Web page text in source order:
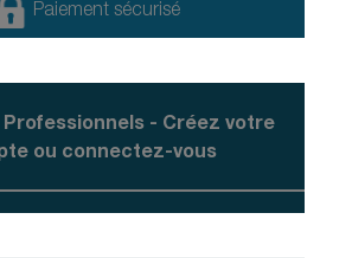
Paiement sécurisé
- Créez votre
ou connectez-vous